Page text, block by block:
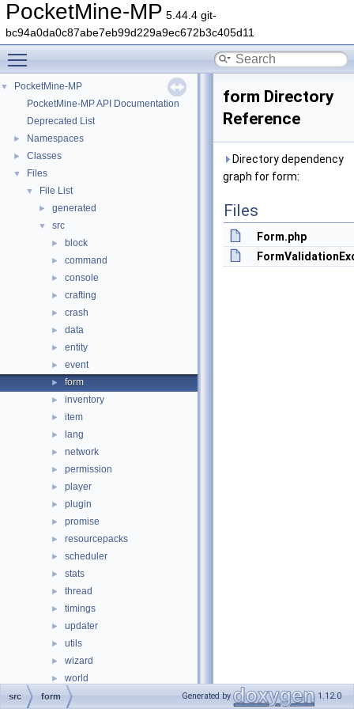
PocketMine-MP 5.44.4 git-
bc94a0da0c87abe7eb99d229a9ec672b3c405d11
▼
PocketMine-MP
PocketMine-MP API Documentation
Deprecated List
► Namespaces
► Classes
▼ Files
▼ File List
► generated
▼ src
► block
► command
► console
► crafting
► crash
► data
► entity
► event
► form
► inventory
► item
► lang
► network
► permission
► player
► plugin
► promise
► resourcepacks
► scheduler
► stats
► thread
► timings
► updater
► utils
► wizard
►
world
BootstrapOptions.php
form Directory
Reference
Directory dependency
graph for form:
Files
Form.php
src form Generated by 1.12.0